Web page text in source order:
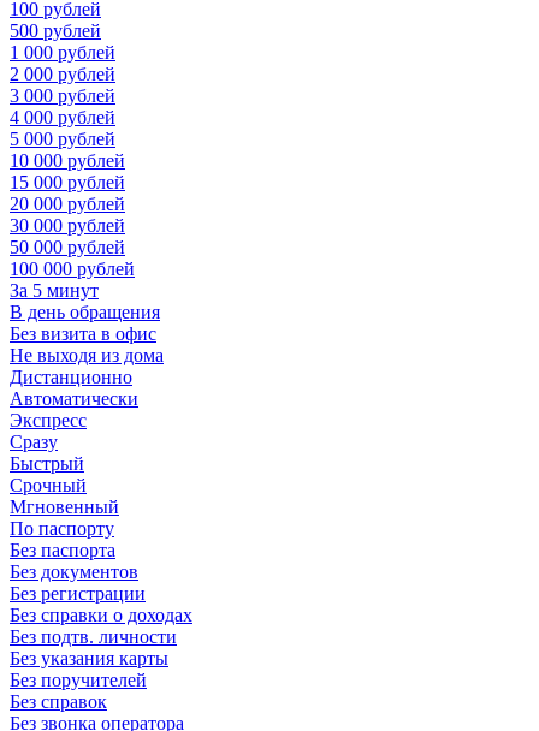
100 рублей
500 рублей
1 000 рублей
2 000 рублей
3 000 рублей
4 000 рублей
5 000 рублей
10 000 рублей
15 000 рублей
20 000 рублей
30 000 рублей
50 000 рублей
100 000 рублей
За 5 минут
В день обращения
Без визита в офис
Не выходя из дома
Дистанционно
Автоматически
Экспресс
Сразу
Быстрый
Срочный
Мгновенный
По паспорту
Без паспорта
Без документов
Без регистрации
Без справки о доходах
Без подтв. личности
Без указания карты
Без поручителей
Без справок
Без звонка оператора